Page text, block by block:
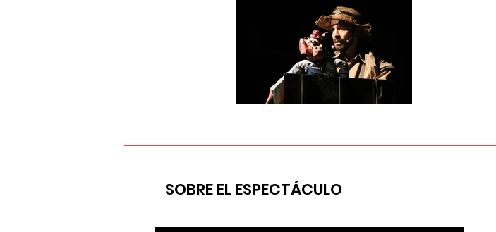
SOBRE EL ESPECTÁCULO